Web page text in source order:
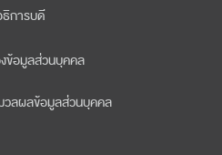
การบดี
ข้อมูลส่วนบุคคล
วลผลข้อมูลส่วนบุคคล